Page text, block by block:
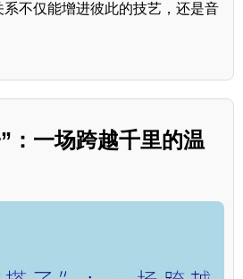
不仅能增进彼此的技艺，还是音
：一场跨越千里的温